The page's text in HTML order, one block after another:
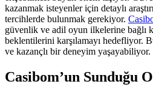
kazanmak isteyenler için detaylı
tercihlerde bulunmak gerekiyor.
güvenlik ve adil oyun ilkelerine bağlı
beklentilerini karşılamayı hedefliyor.
ve kazançlı bir deneyim yaşayabiliyor.
Casibom’un Sunduğu